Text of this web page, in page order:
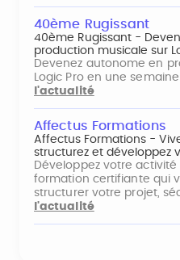
40ème Rugissant
40ème Rugissant -
production musicale sur
Devenez autonome en
Logic Pro en une
l'actualité
Affectus Formations
Affectus Formations -
structurez et développez
Développez votre
formation certifiante qui
structurer votre projet,
l'actualité